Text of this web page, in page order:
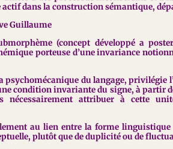
dans la construction sémantique,
Guillaume
(concept développé a
porteuse d’une invariance
psychomécanique du langage, privilégie
condition invariante du signe, à partir
nécessairement attribuer à cette
au lien entre la forme
plutôt que de duplicité ou de